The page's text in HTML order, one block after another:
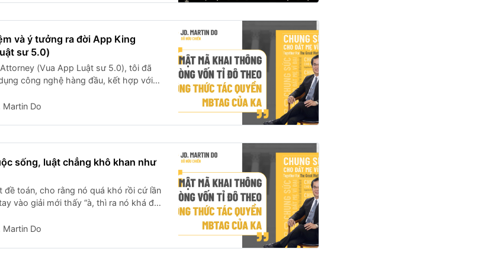
và ý tưởng ra đời App King
sư 5.0)
(Vua App Luật sư 5.0), tôi đã
công nghệ hàng đầu, kết hợp với
có thể đáp
Martin Do
sống, luật chẳng khô khan như
toán, cho rằng nó quá khó rồi cứ lần
vào giải mới thấy “à, thì ra nó khá đơn
Martin Do